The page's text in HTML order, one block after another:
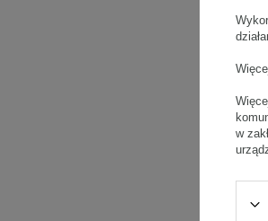
w